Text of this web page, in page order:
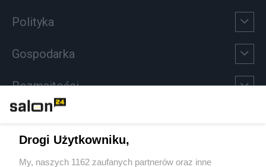
Polityka
Gospodarka
Rozmaitości
Sport
Drogi Użytkowniku,
My, naszych 1162 zaufanych partnerów oraz inne